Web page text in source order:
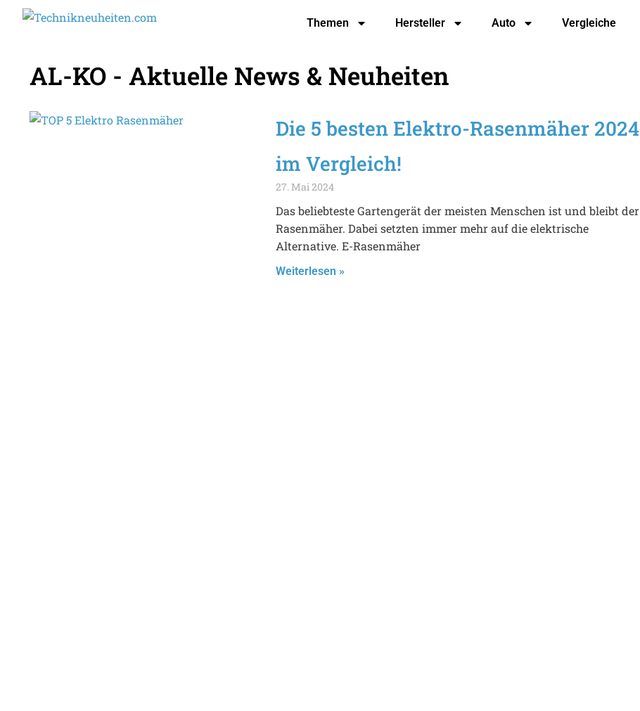
Themen Hersteller Auto Vergleiche
AL-KO - Aktuelle News & Neuheiten
Die 5 besten Elektro-Rasenmäher 2024
im Vergleich!
27. Mai 2024
Das beliebteste Gartengerät der meisten Menschen ist und bleibt der
Rasenmäher. Dabei setzten immer mehr auf die elektrische
Alternative. E-Rasenmäher
Weiterlesen »